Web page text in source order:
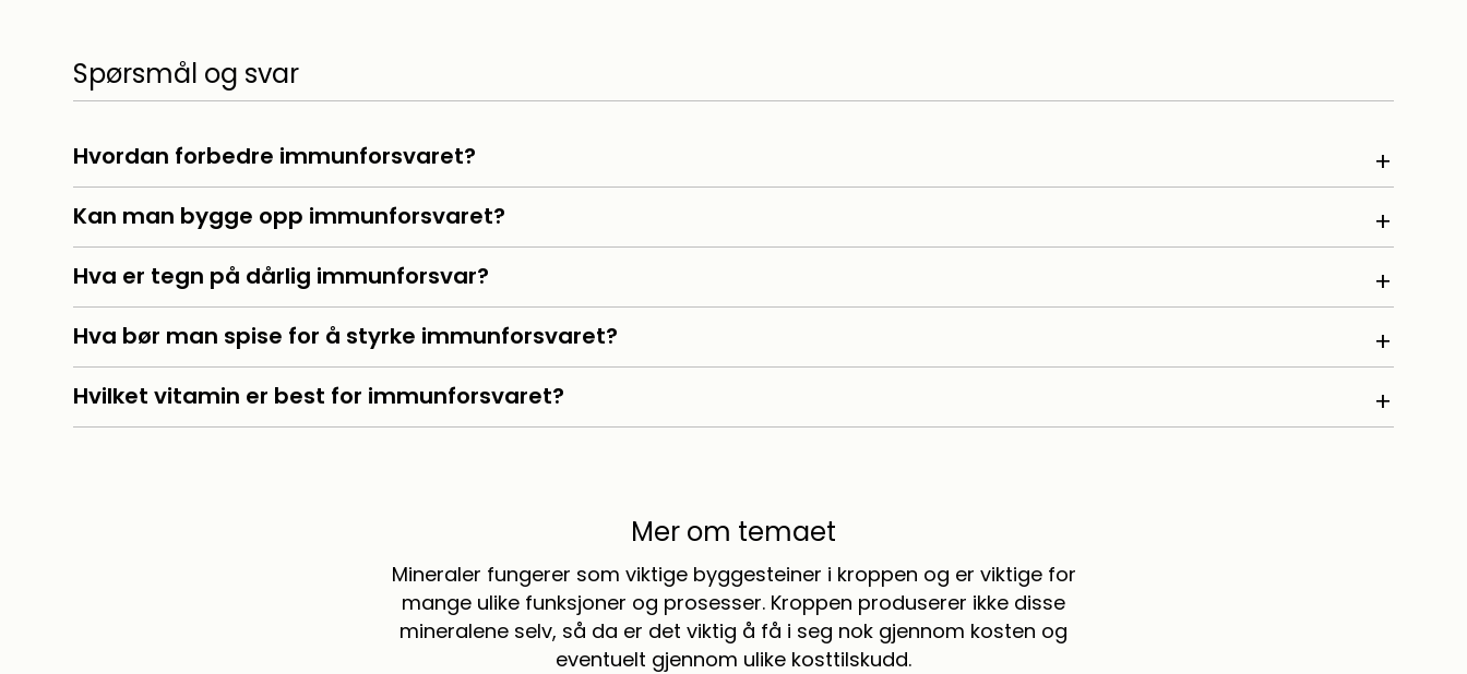
Spørsmål og svar
Hvordan forbedre immunforsvaret? add
Kan man bygge opp immunforsvaret? add
Hva er tegn på dårlig immunforsvar? add
Hva bør man spise for å styrke immunforsvaret? add
Hvilket vitamin er best for immunforsvaret? add
Mer om temaet
Mineraler fungerer som viktige byggesteiner i kroppen og er viktige for
mange ulike funksjoner og prosesser. Kroppen produserer ikke disse
mineralene selv, så da er det viktig å få i seg nok gjennom kosten og
eventuelt gjennom ulike kosttilskudd.